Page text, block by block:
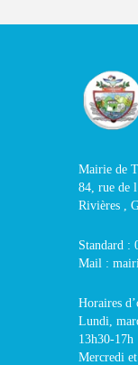
Mairie de
84, rue de
Rivières ,
Standard :
Mail :
Horaires
Lundi,
13h30-17h
Mercredi